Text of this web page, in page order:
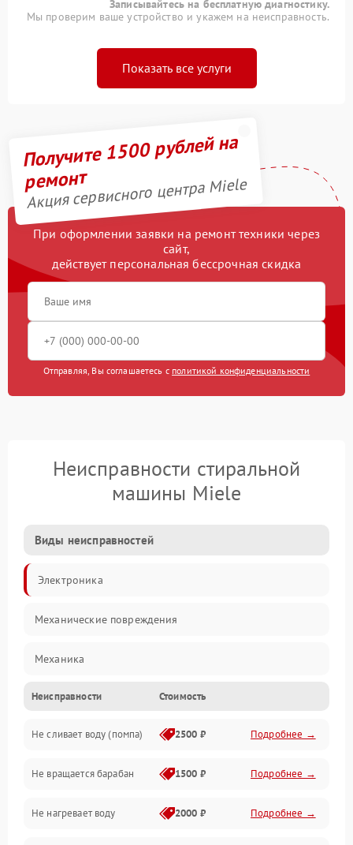
Записывайтесь на бесплатную диагностику.
Мы проверим ваше устройство и укажем на неисправность.
Показать все услуги
Получите 1500 рублей на
ремонт
Акция сервисного центра Miele
При оформлении заявки на ремонт техники через
сайт,
действует персональная бессрочная скидка
Отправляя, Вы соглашаетесь с политикой конфиденциальности
Неисправности стиральной
машины Miele
Виды неисправностей
Электроника
Механические повреждения
Механика
Электропитание
Водоснабжение
Слив
Программное обеспечение
Неисправности Стоимость
Не сливает воду (помпа) 2500 ₽ Подробнее →
Не вращается барабан 1500 ₽ Подробнее →
Не нагревает воду 2000 ₽ Подробнее →